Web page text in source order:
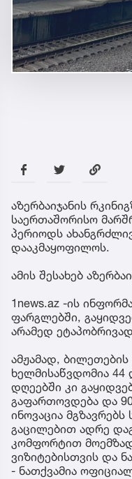
აზერბაიჯანის
საერთაშორისო
პერიოდს
დააკმაყოფილოს.
ამის შესახებ
1news.az -ის
ფარგლებში,
არამედ
ამჟამად, ბილეთების
ხელმისაწვდომია
დღეებში კი
გაფართოვდება და
ინოვაცია მგზავრებს
გაცილებით ადრე
კომფორტით
ვიზიტებისთვის და
- ნათქვამია